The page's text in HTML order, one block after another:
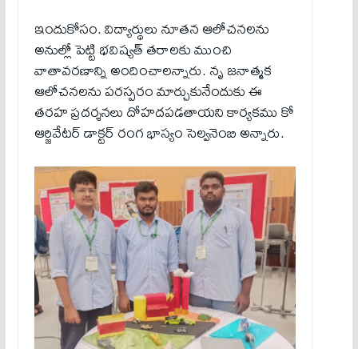
ఇందుకోసం. విద్యార్థులు నూతన ఆలోచనలను
అనుల్లో పెట్టి భవిష్యత్ తరాలకు ముంచి
వాతావరణాన్ని అందించాలన్నారు. నృ జనాత్మక
ఆలోచనలను పరస్పరం మార్చుకునేందుకు ఈ
తరహ ప్రదర్శనలు దోహదపడతాయని కార్యకము కో
ఆర్జివేటర్ డాక్టర్ రంగ భాస్యం సెల్వనెంబి అన్నారు.